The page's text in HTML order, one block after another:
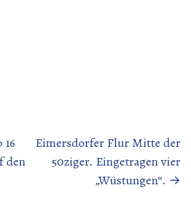
den
Eimersdorfer Flur Mitte der
50ziger. Eingetragen vier
„Wüstungen“. →